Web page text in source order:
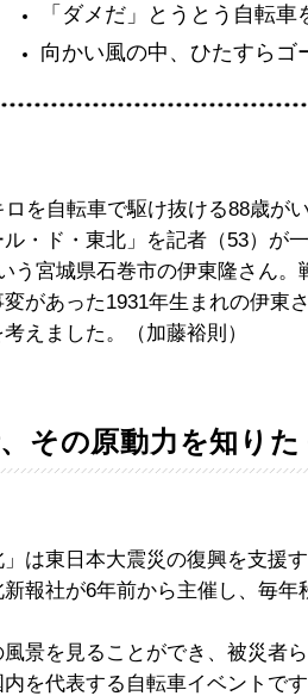
「ダメだ」とうとう自転車
向かい風の中、ひたすらゴ
ロを自転車で駆け抜ける88歳
・ド・東北」を記者（53）が
う宮城県石巻市の伊東隆さん
があった1931年生まれの伊東
えました。（加藤裕則）
その原動力を知りた
」は東日本大震災の復興を支援
報社が6年前から主催し、毎年
景を見ることができ、被災者
を代表する自転車イベントです